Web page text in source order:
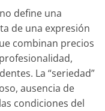
no define una
de una expresión
combinan precios
La “seriedad”
ausencia de
condiciones del